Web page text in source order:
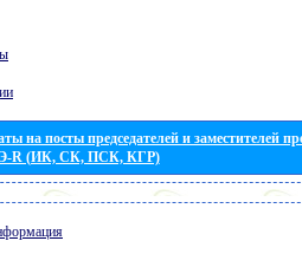
на посты председателей и заместителей
R (ИК, СК, ПСК, КГР)